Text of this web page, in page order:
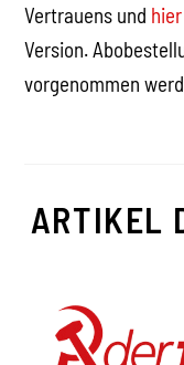
Vertrauens und
Version.
vorgenommen
ARTIKEL